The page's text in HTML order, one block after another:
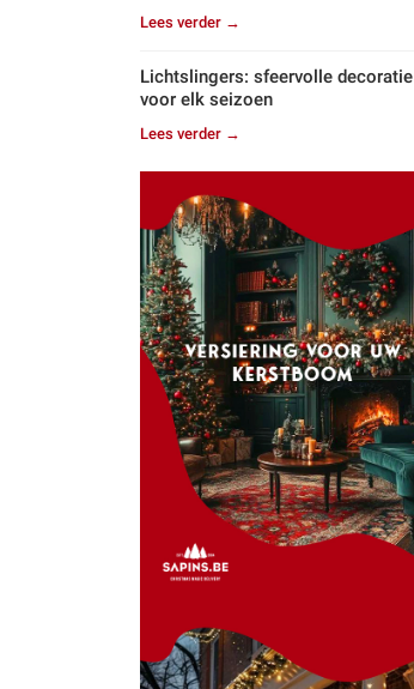
Lees verder →
Lichtslingers: sfeervolle decoratie
voor elk seizoen
Lees verder →